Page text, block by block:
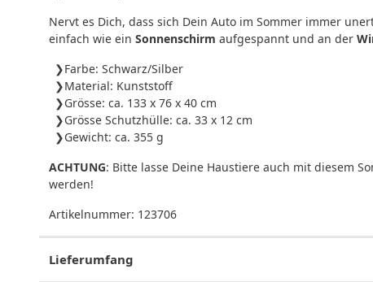
Nervt es Dich, dass sich Dein Auto im Sommer immer
einfach wie ein Sonnenschirm aufgespannt und an der
Farbe: Schwarz/Silber
Material: Kunststoff
Grösse: ca. 133 x 76 x 40 cm
Grösse Schutzhülle: ca. 33 x 12 cm
Gewicht: ca. 355 g
ACHTUNG: Bitte lasse Deine Haustiere auch mit diesem
werden!
Artikelnummer: 123706
Lieferumfang